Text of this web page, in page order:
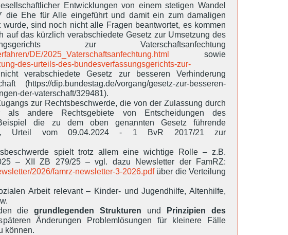
Entwicklungen von einem stetigen Wandel
die Ehe für Alle eingeführt und damit ein zum damaligen
sind noch nicht alle Fragen beantwortet, es kommen
das kürzlich verabschiedete Gesetz zur Umsetzung des
zur Vaterschaftsanfechtung
DE/2025_Vaterschaftsanfechtung.html
sowie
des-urteils-des-bundesverfassungsgerichts-zur-
verabschiedete Gesetz zur besseren Verhinderung
(https://dip.bundestag.de/vorgang/gesetz-zur-besseren-
der-vaterschaft/329481).
zur Rechtsbeschwerde, die von der Zulassung durch
als andere Rechtsgebiete von Entscheidungen des
die zu dem oben genannten Gesetz führende
Urteil vom 09.04.2024 - 1 BvR 2017/21 zur
spielt trotz allem eine wichtige Rolle – z.B.
– XII ZB 279/25 – vgl. dazu Newsletter der FamRZ:
2026/famrz-newsletter-3-2026.pdfüber die Verteilung
Arbeit relevant – Kinder- und Jugendhilfe, Altenhilfe,
diegrundlegenden Strukturen und
Prinzipien des
Änderungen Problemlösungen für kleinere Fälle
können.